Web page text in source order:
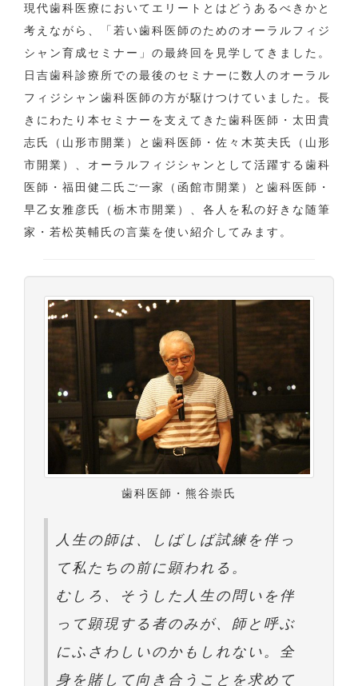
現代歯科医療においてエリートとはどうあるべきかと
考えながら、「若い歯科医師のためのオーラルフィジ
シャン育成セミナー」の最終回を見学してきました。
日吉歯科診療所での最後のセミナーに数人のオーラル
フィジシャン歯科医師の方が駆けつけていました。長
きにわたり本セミナーを支えてきた歯科医師・太田貴
志氏（山形市開業）と歯科医師・佐々木英夫氏（山形
市開業）、オーラルフィジシャンとして活躍する歯科
医師・福田健二氏ご一家（函館市開業）と歯科医師・
早乙女雅彦氏（栃木市開業）、各人を私の好きな随筆
家・若松英輔氏の言葉を使い紹介してみます。
歯科医師・熊谷崇氏
人生の師は、しばしば試練を伴っ
て私たちの前に顕われる。
むしろ、そうした人生の問いを伴
って顕現する者のみが、師と呼ぶ
にふさわしいのかもしれない。全
身を賭して向き合うことを求めて